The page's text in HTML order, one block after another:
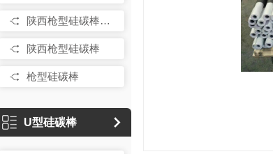
陕西枪型硅碳棒厂家
陕西枪型硅碳棒
枪型硅碳棒
U型硅碳棒